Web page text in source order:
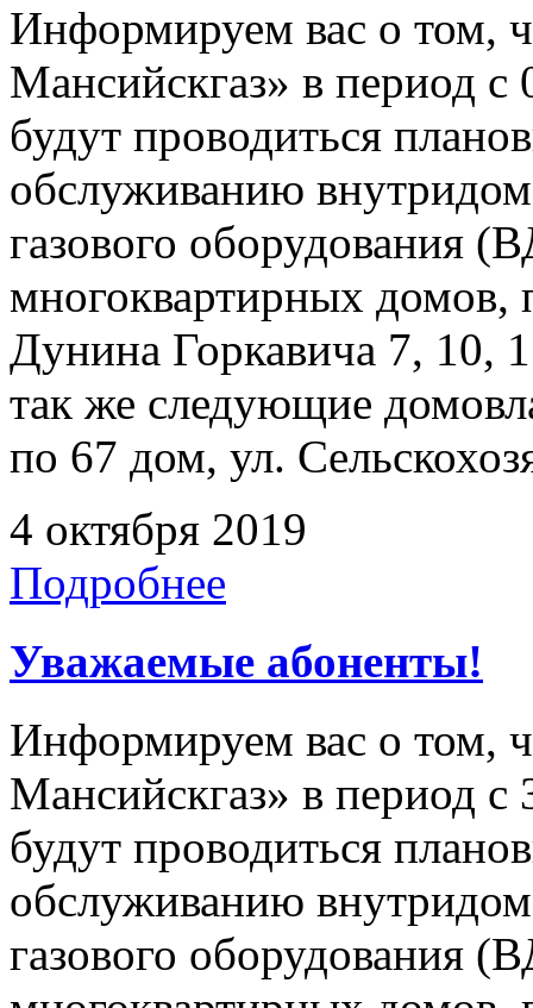
Информируем вас о том,
Мансийскгаз» в период с
будут проводиться
обслуживанию
газового
многоквартирных
Дунина Горкавича 7, 10,
так же следующие
по 67 дом, ул.
4 октября 2019
Подробнее
Уважаемые абоненты!
Информируем вас о том,
Мансийскгаз» в период с
будут проводиться
обслуживанию
газового